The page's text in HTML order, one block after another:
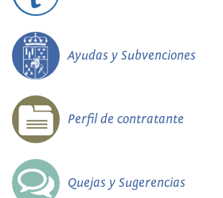
Ayudas y Subvenciones
Perfil de contratante
Quejas y Sugerencias